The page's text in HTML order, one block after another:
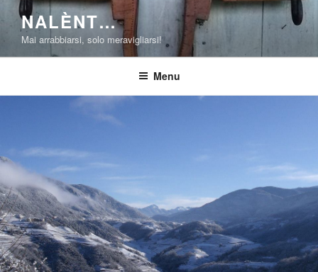
Salta
contenuto
NALÈNT…
Mai arrabbiarsi, solo meravigliarsi!
Menu